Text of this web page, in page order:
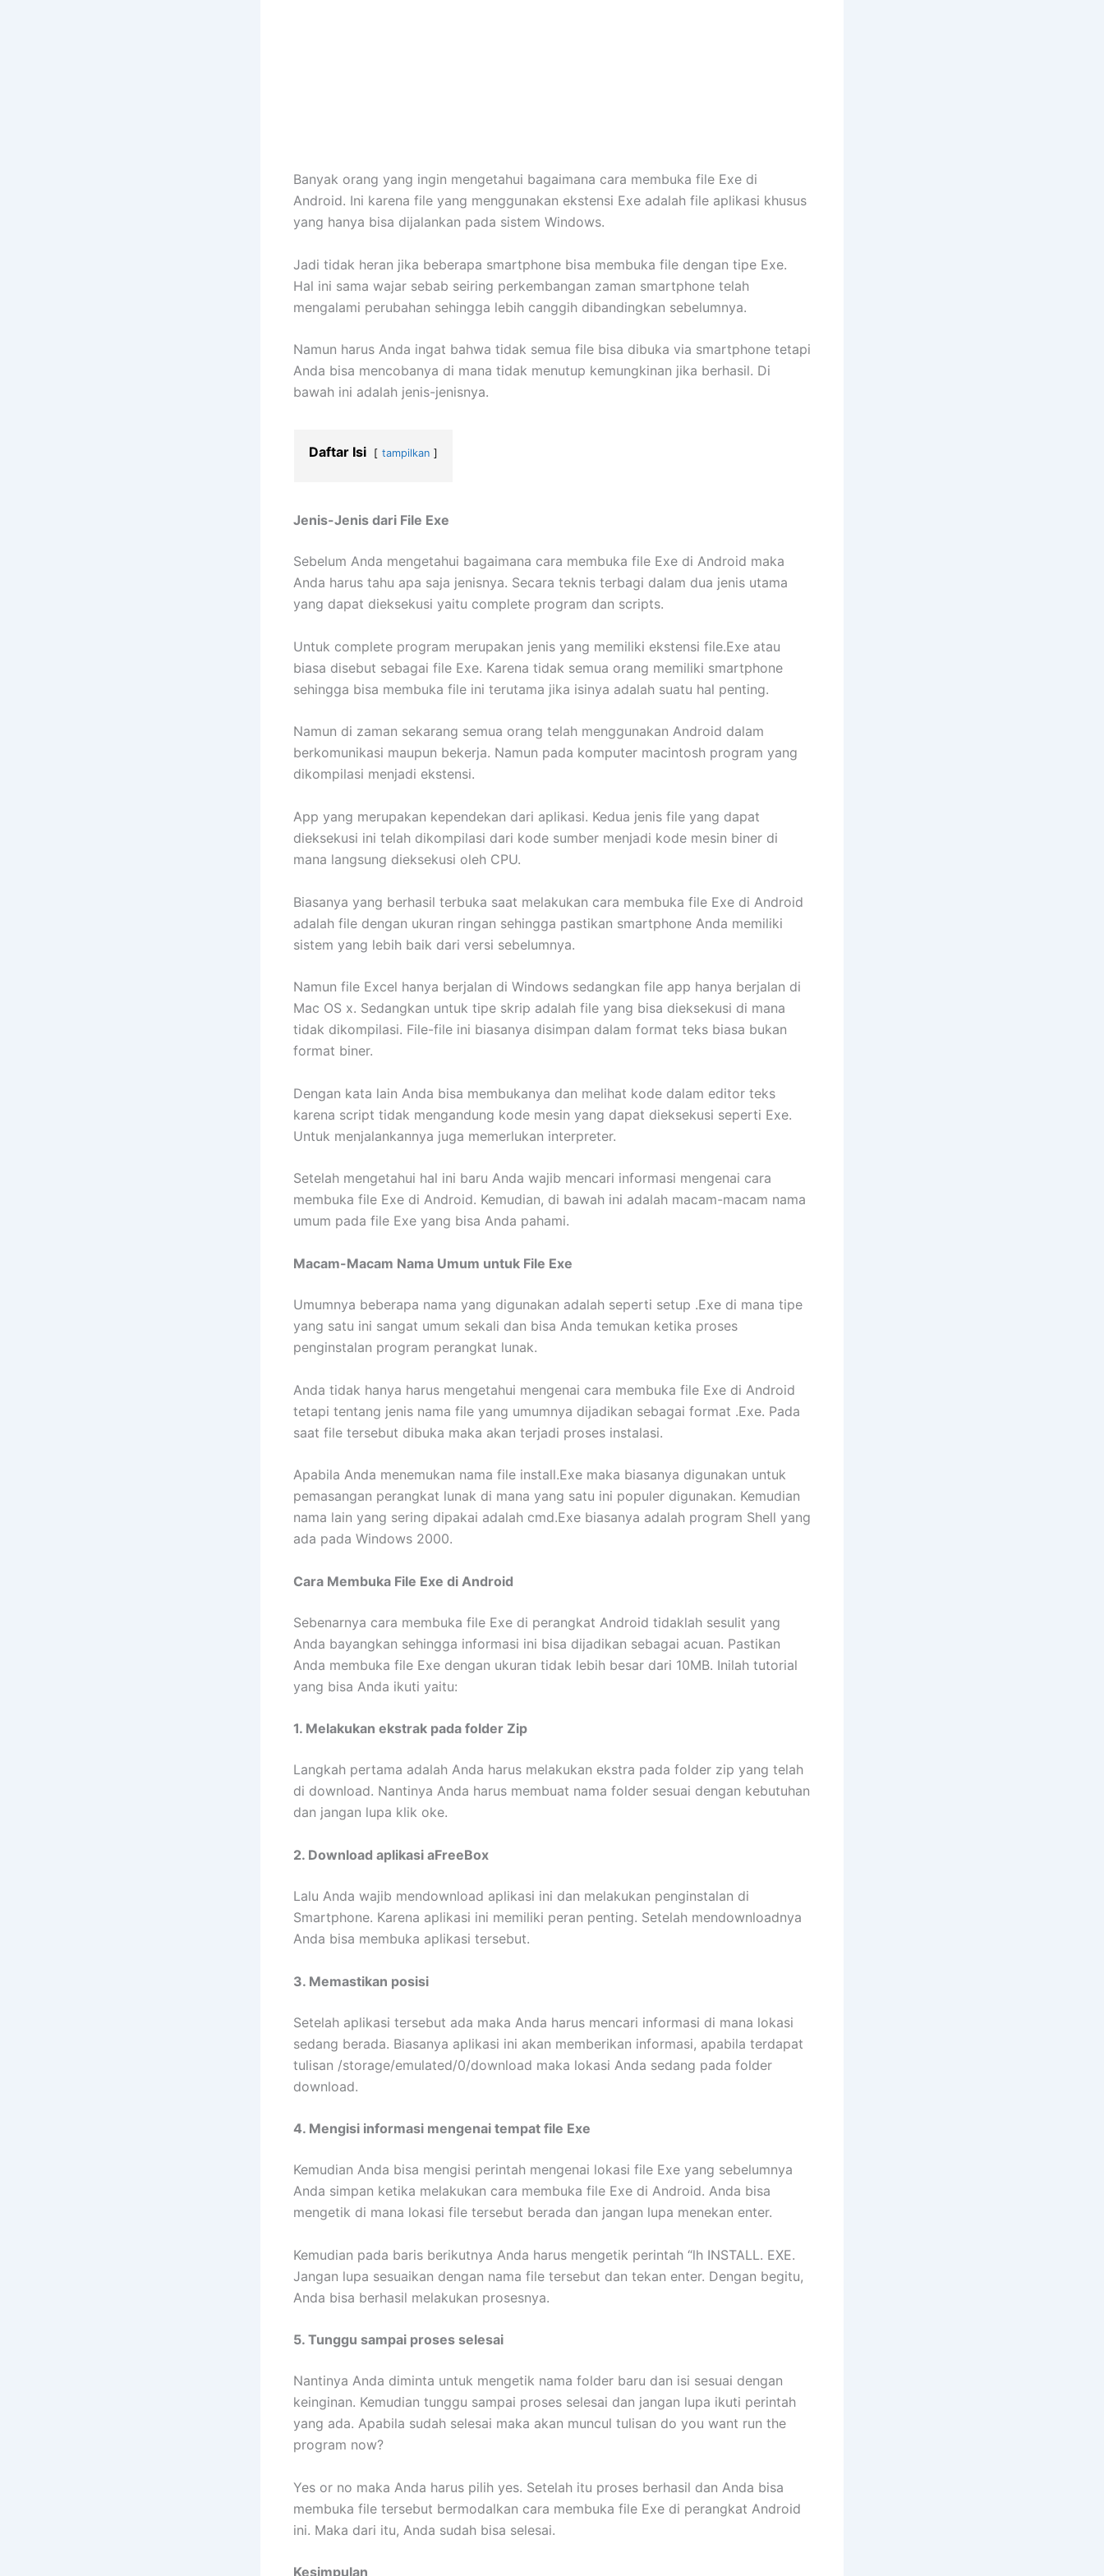
Banyak orang yang ingin mengetahui bagaimana cara membuka file Exe di
Android. Ini karena file yang menggunakan ekstensi Exe adalah file aplikasi khusus
yang hanya bisa dijalankan pada sistem Windows.
Jadi tidak heran jika beberapa smartphone bisa membuka file dengan tipe Exe.
Hal ini sama wajar sebab seiring perkembangan zaman smartphone telah
mengalami perubahan sehingga lebih canggih dibandingkan sebelumnya.
Namun harus Anda ingat bahwa tidak semua file bisa dibuka via smartphone tetapi
Anda bisa mencobanya di mana tidak menutup kemungkinan jika berhasil. Di
bawah ini adalah jenis-jenisnya.
Daftar Isi tampilkan
Jenis-Jenis dari File Exe
Sebelum Anda mengetahui bagaimana cara membuka file Exe di Android maka
Anda harus tahu apa saja jenisnya. Secara teknis terbagi dalam dua jenis utama
yang dapat dieksekusi yaitu complete program dan scripts.
Untuk complete program merupakan jenis yang memiliki ekstensi file.Exe atau
biasa disebut sebagai file Exe. Karena tidak semua orang memiliki smartphone
sehingga bisa membuka file ini terutama jika isinya adalah suatu hal penting.
Namun di zaman sekarang semua orang telah menggunakan Android dalam
berkomunikasi maupun bekerja. Namun pada komputer macintosh program yang
dikompilasi menjadi ekstensi.
App yang merupakan kependekan dari aplikasi. Kedua jenis file yang dapat
dieksekusi ini telah dikompilasi dari kode sumber menjadi kode mesin biner di
mana langsung dieksekusi oleh CPU.
Biasanya yang berhasil terbuka saat melakukan cara membuka file Exe di Android
adalah file dengan ukuran ringan sehingga pastikan smartphone Anda memiliki
sistem yang lebih baik dari versi sebelumnya.
Namun file Excel hanya berjalan di Windows sedangkan file app hanya berjalan di
Mac OS x. Sedangkan untuk tipe skrip adalah file yang bisa dieksekusi di mana
tidak dikompilasi. File-file ini biasanya disimpan dalam format teks biasa bukan
format biner.
Dengan kata lain Anda bisa membukanya dan melihat kode dalam editor teks
karena script tidak mengandung kode mesin yang dapat dieksekusi seperti Exe.
Untuk menjalankannya juga memerlukan interpreter.
Setelah mengetahui hal ini baru Anda wajib mencari informasi mengenai cara
membuka file Exe di Android. Kemudian, di bawah ini adalah macam-macam nama
umum pada file Exe yang bisa Anda pahami.
Macam-Macam Nama Umum untuk File Exe
Umumnya beberapa nama yang digunakan adalah seperti setup .Exe di mana tipe
yang satu ini sangat umum sekali dan bisa Anda temukan ketika proses
penginstalan program perangkat lunak.
Anda tidak hanya harus mengetahui mengenai cara membuka file Exe di Android
tetapi tentang jenis nama file yang umumnya dijadikan sebagai format .Exe. Pada
saat file tersebut dibuka maka akan terjadi proses instalasi.
Apabila Anda menemukan nama file install.Exe maka biasanya digunakan untuk
pemasangan perangkat lunak di mana yang satu ini populer digunakan. Kemudian
nama lain yang sering dipakai adalah cmd.Exe biasanya adalah program Shell yang
ada pada Windows 2000.
Cara Membuka File Exe di Android
Sebenarnya cara membuka file Exe di perangkat Android tidaklah sesulit yang
Anda bayangkan sehingga informasi ini bisa dijadikan sebagai acuan. Pastikan
Anda membuka file Exe dengan ukuran tidak lebih besar dari 10MB. Inilah tutorial
yang bisa Anda ikuti yaitu:
1. Melakukan ekstrak pada folder Zip
Langkah pertama adalah Anda harus melakukan ekstra pada folder zip yang telah
di download. Nantinya Anda harus membuat nama folder sesuai dengan kebutuhan
dan jangan lupa klik oke.
2. Download aplikasi aFreeBox
Lalu Anda wajib mendownload aplikasi ini dan melakukan penginstalan di
Smartphone. Karena aplikasi ini memiliki peran penting. Setelah mendownloadnya
Anda bisa membuka aplikasi tersebut.
3. Memastikan posisi
Setelah aplikasi tersebut ada maka Anda harus mencari informasi di mana lokasi
sedang berada. Biasanya aplikasi ini akan memberikan informasi, apabila terdapat
tulisan /storage/emulated/0/download maka lokasi Anda sedang pada folder
download.
4. Mengisi informasi mengenai tempat file Exe
Kemudian Anda bisa mengisi perintah mengenai lokasi file Exe yang sebelumnya
Anda simpan ketika melakukan cara membuka file Exe di Android. Anda bisa
mengetik di mana lokasi file tersebut berada dan jangan lupa menekan enter.
Kemudian pada baris berikutnya Anda harus mengetik perintah “lh INSTALL. EXE.
Jangan lupa sesuaikan dengan nama file tersebut dan tekan enter. Dengan begitu,
Anda bisa berhasil melakukan prosesnya.
5. Tunggu sampai proses selesai
Nantinya Anda diminta untuk mengetik nama folder baru dan isi sesuai dengan
keinginan. Kemudian tunggu sampai proses selesai dan jangan lupa ikuti perintah
yang ada. Apabila sudah selesai maka akan muncul tulisan do you want run the
program now?
Yes or no maka Anda harus pilih yes. Setelah itu proses berhasil dan Anda bisa
membuka file tersebut bermodalkan cara membuka file Exe di perangkat Android
ini. Maka dari itu, Anda sudah bisa selesai.
Kesimpulan